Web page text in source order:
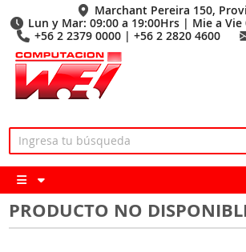
Marchant Pereira 150,
Lun y Mar: 09:00 a 19:00Hrs | Mie a Vie
+56 2 2379 0000 | +56 2 2820 4600
PRODUCTO NO